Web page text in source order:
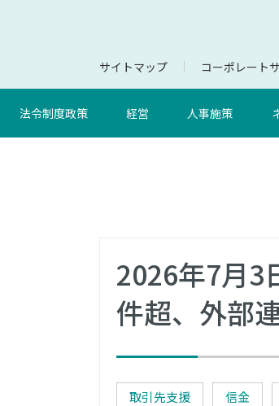
サイトマップ コーポレート
法令制度政策 経営 人事施策
2026年7月
件超、外部
取引先支援 信金